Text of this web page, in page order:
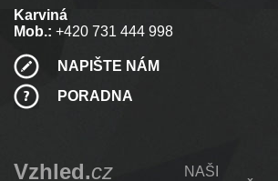
Karviná
Mob.: +420 731 444 998
NAPIŠTE NÁM
PORADNA
Vzhled.cz
NAŠI